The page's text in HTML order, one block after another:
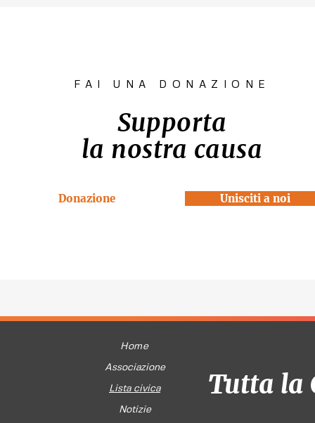
FAI UNA DONAZIONE
Supporta
la nostra causa
Donazione Unisciti a noi
Home
Associazione
Lista civica
Notizie
Tutta la